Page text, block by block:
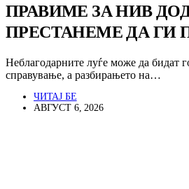
ПРАВИМЕ ЗА НИВ
ПРЕСТАНЕМЕ ДА ГИ
Неблагодарните луѓе може да бидат
справување, а разбирањето на…
ЧИТАЈ БЕ
АВГУСТ 6, 2026